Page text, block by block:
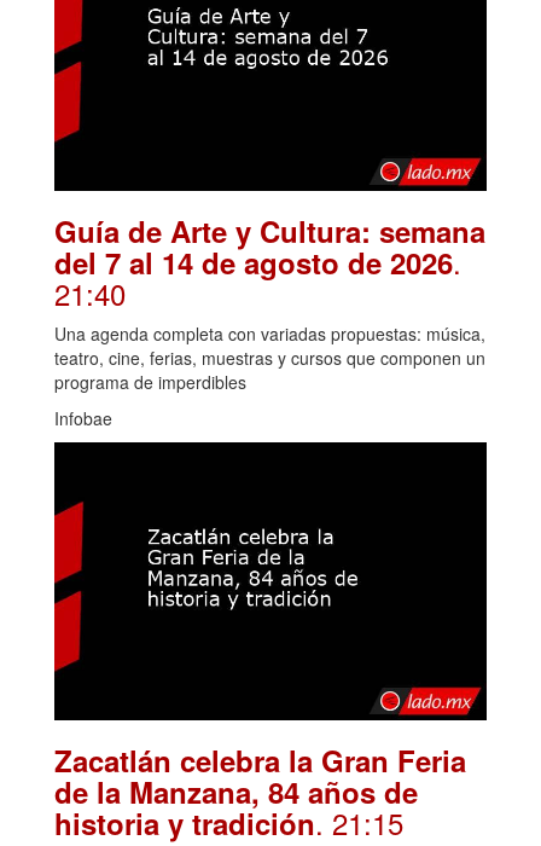
Guía de Arte y Cultura: semana
del 7 al 14 de agosto de 2026.
21:40
Una agenda completa con variadas propuestas: música,
teatro, cine, ferias, muestras y cursos que componen un
programa de imperdibles
Infobae
Zacatlán celebra la Gran Feria
de la Manzana, 84 años de
historia y tradición. 21:15